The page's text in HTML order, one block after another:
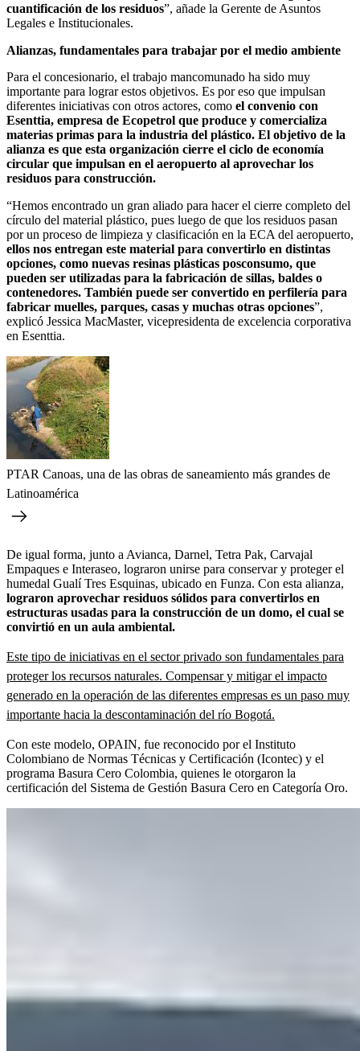
cuantificación de los residuos”, añade la Gerente de Asuntos
Legales e Institucionales.
Alianzas, fundamentales para trabajar por el medio ambiente
Para el concesionario, el trabajo mancomunado ha sido muy
importante para lograr estos objetivos. Es por eso que impulsan
diferentes iniciativas con otros actores, como el convenio con
Esenttia, empresa de Ecopetrol que produce y comercializa
materias primas para la industria del plástico. El objetivo de la
alianza es que esta organización cierre el ciclo de economía
circular que impulsan en el aeropuerto al aprovechar los
residuos para construcción.
“Hemos encontrado un gran aliado para hacer el cierre completo del
círculo del material plástico, pues luego de que los residuos pasan
por un proceso de limpieza y clasificación en la ECA del aeropuerto,
ellos nos entregan este material para convertirlo en distintas
opciones, como nuevas resinas plásticas posconsumo, que
pueden ser utilizadas para la fabricación de sillas, baldes o
contenedores. También puede ser convertido en perfilería para
fabricar muelles, parques, casas y muchas otras opciones”,
explicó Jessica MacMaster, vicepresidenta de excelencia corporativa
en Esenttia.
PTAR Canoas, una de las obras de saneamiento más grandes de
Latinoamérica
De igual forma, junto a Avianca, Darnel, Tetra Pak, Carvajal
Empaques e Interaseo, lograron unirse para conservar y proteger el
humedal Gualí Tres Esquinas, ubicado en Funza. Con esta alianza,
lograron aprovechar residuos sólidos para convertirlos en
estructuras usadas para la construcción de un domo, el cual se
convirtió en un aula ambiental.
Este tipo de iniciativas en el sector privado son fundamentales para
proteger los recursos naturales. Compensar y mitigar el impacto
generado en la operación de las diferentes empresas es un paso muy
importante hacia la descontaminación del río Bogotá.
Con este modelo, OPAIN, fue reconocido por el Instituto
Colombiano de Normas Técnicas y Certificación (Icontec) y el
programa Basura Cero Colombia, quienes le otorgaron la
certificación del Sistema de Gestión Basura Cero en Categoría Oro.